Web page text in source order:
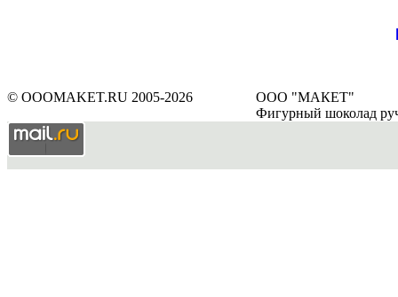
© OOOMAKET.RU 2005-2026
ООО "МАКЕТ"
Фигурный шоколад